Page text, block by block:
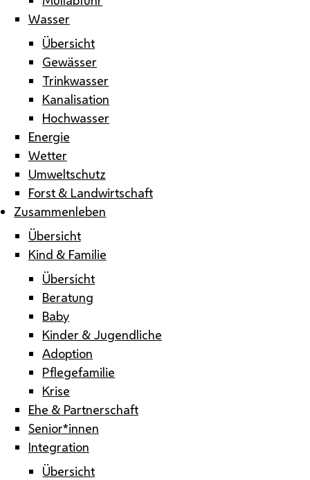
Wasser
Übersicht
Gewässer
Trinkwasser
Kanalisation
Hochwasser
Energie
Wetter
Umweltschutz
Forst & Landwirtschaft
Zusammenleben
Übersicht
Kind & Familie
Übersicht
Beratung
Baby
Kinder & Jugendliche
Adoption
Pflegefamilie
Krise
Ehe & Partnerschaft
Senior*innen
Integration
Übersicht